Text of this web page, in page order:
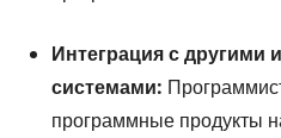
Интеграция с
системами:
программные продукты